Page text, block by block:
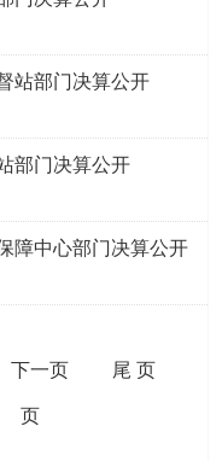
站部门决算公开
部门决算公开
障中心部门决算公开
下一页 尾 页
页